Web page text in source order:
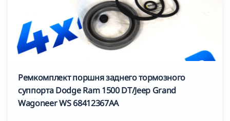
Ремкомплект поршня заднего тормозного
суппорта Dodge Ram 1500 DT/Jeep Grand
Wagoneer WS 68412367AA